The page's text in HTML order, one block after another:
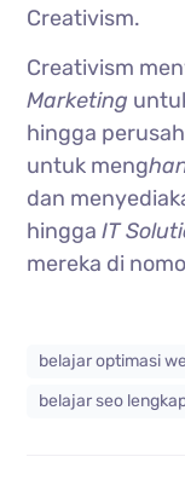
Creativism.
Creativism
Marketing
hingga
untuk meng
dan
hinggaIT
mereka di
belajar optimasi
belajar seo